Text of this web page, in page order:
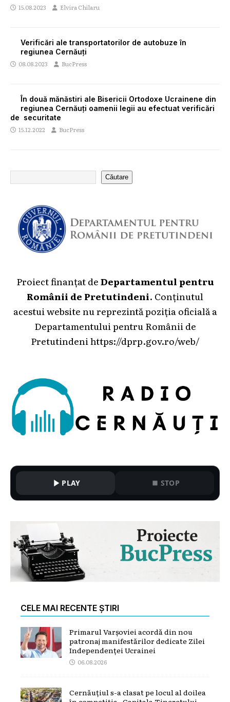
15.08.2023 Elvira Chilaru
Verificări ale transportatorilor de autobuze în
regiunea Cernăuți
08.08.2023 BucPress
În două mănăstiri ale Bisericii Ortodoxe Ucrainene din
regiunea Cernăuți oamenii legii au efectuat verificări
de securitate
15.12.2022 BucPress
Căutare
Proiect finanțat deDepartamentul pentru
Românii de Pretutindeni. Conținutul
acestui website nu reprezintă poziția oficială a
Departamentului pentru Românii de
Pretutindeni https://dprp.gov.ro/web/
PLAY STOP
CELE MAI RECENTE ȘTIRI
Primarul Varșoviei acordă din nou
patronaj manifestărilor dedicate Zilei
Independenței Ucrainei
06.08.2026
Cernăuțiul s-a clasat pe locul al doilea